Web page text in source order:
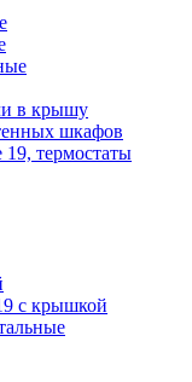
в крышу
шкафов
термостаты
с крышкой